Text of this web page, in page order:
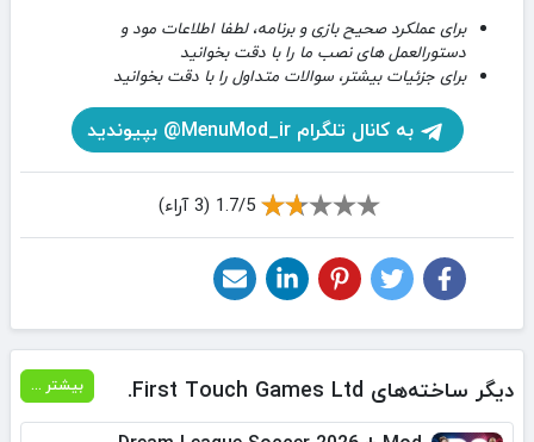
برای عملکرد صحیح بازی و برنامه، لطفا اطلاعات مود و
دستورالعمل های نصب ما را با دقت بخوانید
برای جزئیات بیشتر، سوالات متداول را با دقت بخوانید
به کانال تلگرام MenuMod_ir@ بپیوندید
1.7/5 (3 آراء)
دیگر ساخته‌های First Touch Games Ltd. بیشتر ...